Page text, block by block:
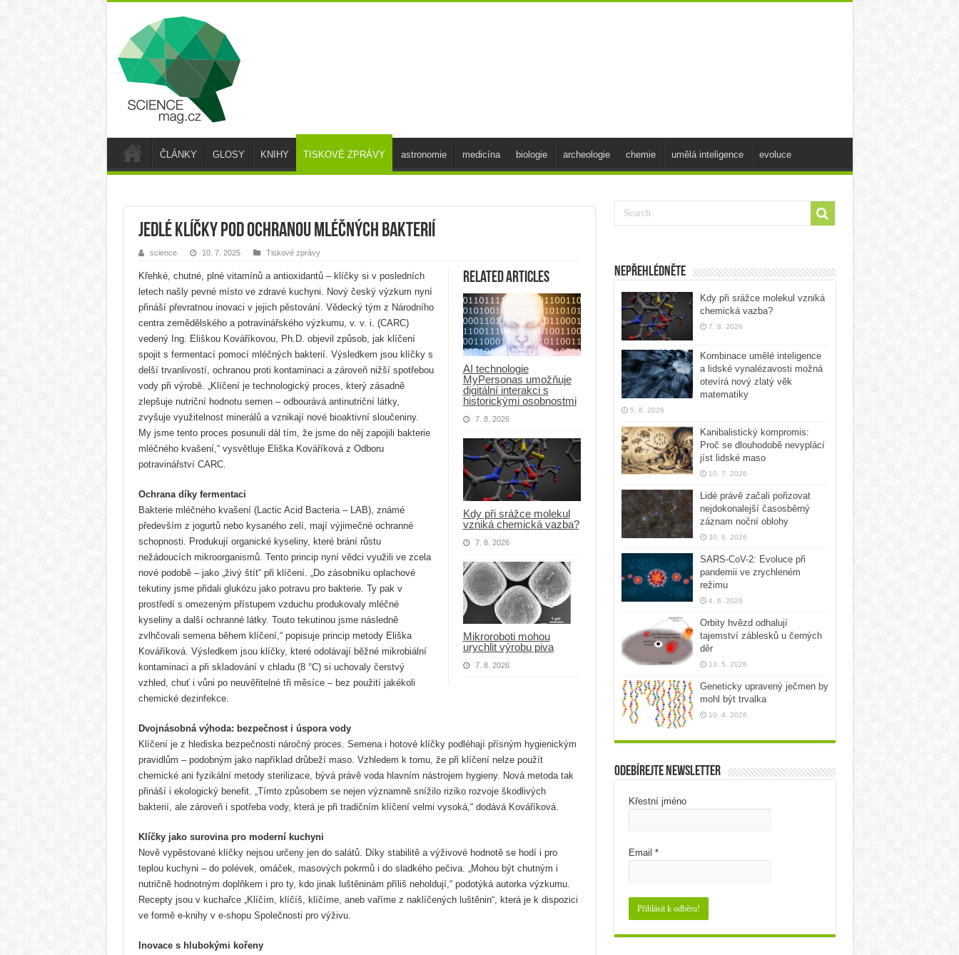
ČLÁNKY GLOSY KNIHY TISKOVÉ ZPRÁVY astronomie medicína biologie archeologie chemie umělá inteligence evoluce
Jedlé klíčky pod ochranou mléčných bakterií
science 10. 7. 2025 Tiskové zprávy
Related Articles
AI technologie
MyPersonas umožňuje
digitální interakci s
historickými osobnostmi
7. 8. 2026
Kdy při srážce molekul
vzniká chemická vazba?
7. 8. 2026
Mikroroboti mohou
urychlit výrobu piva
7. 8. 2026
Křehké, chutné, plné vitamínů a antioxidantů – klíčky si v posledních
letech našly pevné místo ve zdravé kuchyni. Nový český výzkum nyní
přináší převratnou inovaci v jejich pěstování. Vědecký tým z Národního
centra zemědělského a potravinářského výzkumu, v. v. i. (CARC)
vedený Ing. Eliškou Kováříkovou, Ph.D. objevil způsob, jak klíčení
spojit s fermentací pomocí mléčných bakterií. Výsledkem jsou klíčky s
delší trvanlivostí, ochranou proti kontaminaci a zároveň nižší spotřebou
vody při výrobě. „Klíčení je technologický proces, který zásadně
zlepšuje nutriční hodnotu semen – odbourává antinutriční látky,
zvyšuje využitelnost minerálů a vznikají nové bioaktivní sloučeniny.
My jsme tento proces posunuli dál tím, že jsme do něj zapojili bakterie
mléčného kvašení,“ vysvětluje Eliška Kováříková z Odboru
potravinářství CARC.
Ochrana díky fermentaci
Bakterie mléčného kvašení (Lactic Acid Bacteria – LAB), známé
především z jogurtů nebo kysaného zelí, mají výjimečné ochranné
schopnosti. Produkují organické kyseliny, které brání růstu
nežádoucích mikroorganismů. Tento princip nyní vědci využili ve zcela
nové podobě – jako „živý štít“ při klíčení. „Do zásobníku oplachové
tekutiny jsme přidali glukózu jako potravu pro bakterie. Ty pak v
prostředí s omezeným přístupem vzduchu produkovaly mléčné
kyseliny a další ochranné látky. Touto tekutinou jsme následně
zvlhčovali semena během klíčení,“ popisuje princip metody Eliška
Kováříková. Výsledkem jsou klíčky, které odolávají běžné mikrobiální
kontaminaci a při skladování v chladu (8 °C) si uchovaly čerstvý
vzhled, chuť i vůni po neuvěřitelné tři měsíce – bez použití jakékoli
chemické dezinfekce.
Dvojnásobná výhoda: bezpečnost i úspora vody
Klíčení je z hlediska bezpečnosti náročný proces. Semena i hotové klíčky podléhají přísným hygienickým
pravidlům – podobným jako například drůbeží maso. Vzhledem k tomu, že při klíčení nelze použít
chemické ani fyzikální metody sterilizace, bývá právě voda hlavním nástrojem hygieny. Nová metoda tak
přináší i ekologický benefit. „Tímto způsobem se nejen významně snížilo riziko rozvoje škodlivých
bakterií, ale zároveň i spotřeba vody, která je při tradičním klíčení velmi vysoká,“ dodává Kováříková.
Klíčky jako surovina pro moderní kuchyni
Nově vypěstované klíčky nejsou určeny jen do salátů. Díky stabilitě a výživové hodnotě se hodí i pro
teplou kuchyni – do polévek, omáček, masových pokrmů i do sladkého pečiva. „Mohou být chutným i
nutričně hodnotným doplňkem i pro ty, kdo jinak luštěninám příliš neholdují,“ podotýká autorka výzkumu.
Recepty jsou v kuchařce „Klíčím, klíčíš, klíčíme, aneb vaříme z naklíčených luštěnin“, která je k dispozici
ve formě e-knihy v e-shopu Společnosti pro výživu.
Inovace s hlubokými kořeny
Nepřehlédněte
Kdy při srážce molekul vzniká
chemická vazba?
7. 8. 2026
Kombinace umělé inteligence
a lidské vynalézavosti možná
otevírá nový zlatý věk
matematiky
5. 8. 2026
Kanibalistický kompromis:
Proč se dlouhodobě nevyplácí
jíst lidské maso
10. 7. 2026
Lidé právě začali pořizovat
nejdokonalejší časosběrný
záznam noční oblohy
30. 6. 2026
SARS-CoV-2: Evoluce při
pandemii ve zrychleném
režimu
4. 6. 2026
Orbity hvězd odhalují
tajemství záblesků u černých
děr
13. 5. 2026
Geneticky upravený ječmen by
mohl být trvalka
10. 4. 2026
Odebírejte newsletter
Křestní jméno
Email *